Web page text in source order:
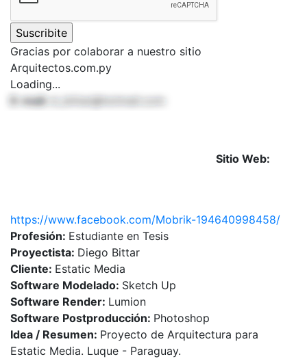
Gracias por colaborar a nuestro sitio
Arquitectos.com.py
Loading...
E-mail:
d_bittar@hotmail.com
Sitio Web:
https://www.facebook.com/Mobrik-194640998458/
Profesión: Estudiante en Tesis
Proyectista: Diego Bittar
Cliente: Estatic Media
Software Modelado: Sketch Up
Software Render: Lumion
Software Postproducción: Photoshop
Idea / Resumen: Proyecto de Arquitectura para
Estatic Media. Luque - Paraguay.